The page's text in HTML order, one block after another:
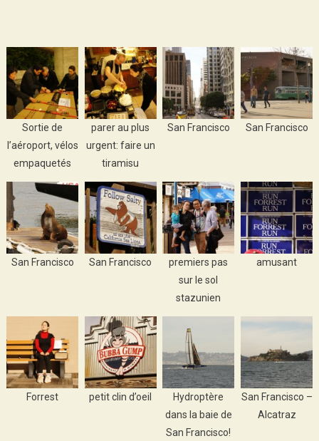
Sortie de
l’aéroport, vélos
empaquetés
parer au plus
urgent: faire un
tiramisu
San Francisco San Francisco
San Francisco San Francisco
premiers pas
sur le sol
stazunien
amusant
Forrest petit clin d’oeil
Hydroptère
dans la baie de
San Francisco!
San Francisco –
Alcatraz